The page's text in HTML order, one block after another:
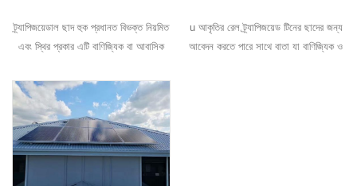
ট্র্যাপিজয়েডাল ছাদ হুক প্রধানত বিভক্ত নিয়মিত
এবং স্থির প্রকার এটি বাণিজ্যিক বা আবাসিক
পা
u আকৃতির রেল ট্র্যাপিজয়েড টিনের ছাদের জন্য
আবেদন করতে পারে সাথে বাতা যা বাণিজ্যিক ও